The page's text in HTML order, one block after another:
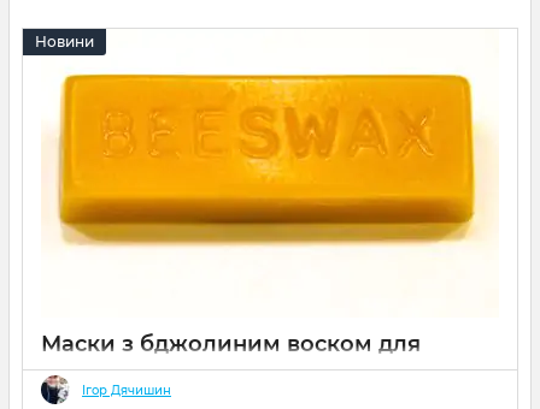
Новини
Маски з бджолиним воском для
обличчя
27 2022
Ігор Дячишин